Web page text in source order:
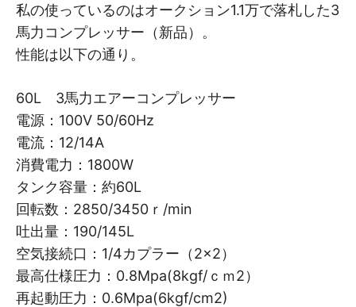
私の使っているのはオークション1.1万で落札した3
馬力コンプレッサー（新品）。
性能は以下の通り。
60L 3馬力エアーコンプレッサー
電源：100V 50/60Hz
電流：12/14A
消費電力：1800W
タンク容量：約60L
回転数：2850/3450ｒ/min
吐出量：190/145L
空気接続口：1/4カプラー（2×2）
最高仕様圧力：0.8Mpa(8kgf/ｃｍ2）
再起動圧力：0.6Mpa(6kgf/cm2)